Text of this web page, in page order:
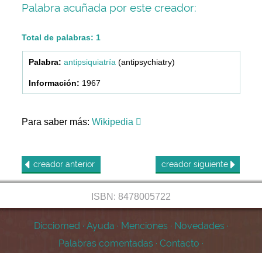
Palabra acuñada por este creador:
Total de palabras: 1
antipsiquiatría (antipsychiatry)
1967
Para saber más:Wikipedia
creador anterior creador siguiente
ISBN: 8478005722
Dicciomed · Ayuda · Menciones · Novedades ·
Palabras comentadas · Contacto ·